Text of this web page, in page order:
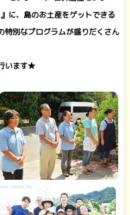
に、島のお土産をゲットできる
特別なプログラムが盛りだくさん
います★